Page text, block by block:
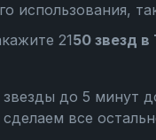
использования,
2150 звезд в
до 5 минут
все